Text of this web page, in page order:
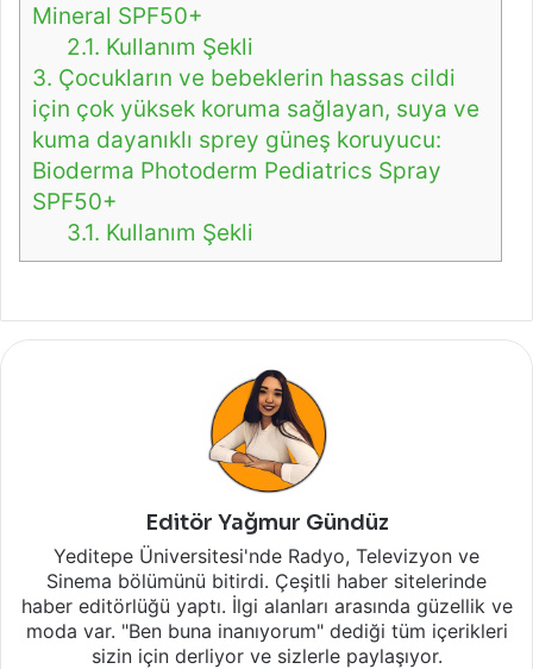
Mineral SPF50+
2.1. Kullanım Şekli
3. Çocukların ve bebeklerin hassas cildi
için çok yüksek koruma sağlayan, suya ve
kuma dayanıklı sprey güneş koruyucu:
Bioderma Photoderm Pediatrics Spray
SPF50+
3.1. Kullanım Şekli
Editör Yağmur Gündüz
Yeditepe Üniversitesi'nde Radyo, Televizyon ve
Sinema bölümünü bitirdi. Çeşitli haber sitelerinde
haber editörlüğü yaptı. İlgi alanları arasında güzellik ve
moda var. "Ben buna inanıyorum" dediği tüm içerikleri
sizin için derliyor ve sizlerle paylaşıyor.